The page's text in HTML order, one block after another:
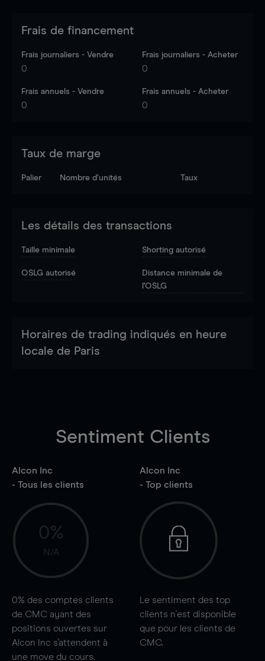
Frais de financement
Frais journaliers - Vendre
0
Frais journaliers - Acheter
0
Frais annuels - Vendre
0
Frais annuels - Acheter
0
Taux de marge
Palier Nombre d’unités Taux
Les détails des transactions
Taille minimale Shorting autorisé
OSLG autorisé
Distance minimale de
l'OSLG
Horaires de trading indiqués en heure
locale de Paris
Sentiment Clients
Alcon Inc
- Tous les clients
0%
N/A
0% des comptes clients
de CMC ayant des
positions ouvertes sur
Alcon Inc s'attendent à
une move du cours.
Alcon Inc
- Top clients
Le sentiment des top
clients n'est disponible
que pour les clients de
CMC.